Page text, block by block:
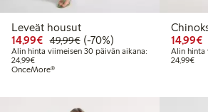
Leveät housut
14,99€ Alennettu hinta: 14,99 €
49,99€Normaalihinta: 49,99 €
70% alennus
(-70%)
Alin hinta viimeisen 30 päivän aikana:
24,99€Alin hinta viimeisen 30 päivän aikana: 24,99 €
OnceMore®
14,99€
Alin hinta
24,99€